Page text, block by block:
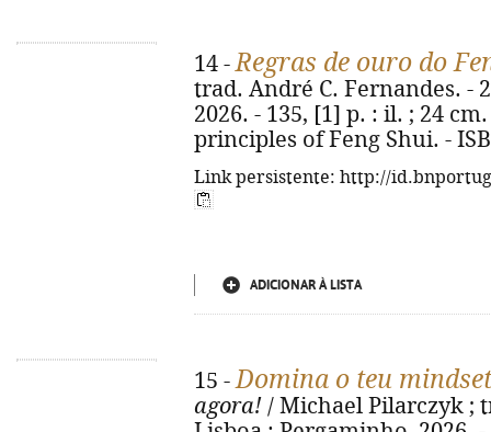
14 -Regras de ouro do
trad. André C. Fernandes. -
2026. - 135, [1] p. : il. ; 24
principles of Feng Shui. -
Link persistente: http://
ADICIONAR À LISTA
15 -Domina o teu mindset
agora! / Michael Pilarczyk ;